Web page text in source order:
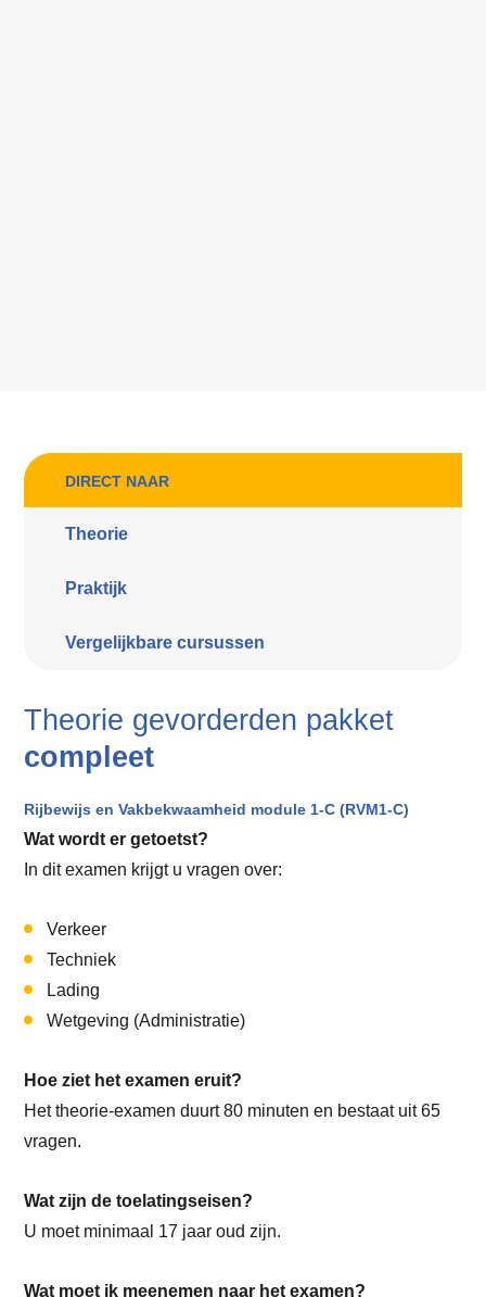
DIRECT NAAR
Theorie
Praktijk
Vergelijkbare cursussen
Theorie gevorderden pakket
compleet
Rijbewijs en Vakbekwaamheid module 1-C (RVM1-C)
Wat wordt er getoetst?
In dit examen krijgt u vragen over:
Verkeer
Techniek
Lading
Wetgeving (Administratie)
Hoe ziet het examen eruit?
Het theorie-examen duurt 80 minuten en bestaat uit 65
vragen.
Wat zijn de toelatingseisen?
U moet minimaal 17 jaar oud zijn.
Wat moet ik meenemen naar het examen?